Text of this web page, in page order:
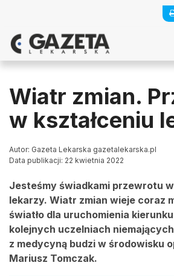
Wiatr zmian.
w kształceniu
Autor: Gazeta Lekarska gazetalekarska.pl
Data publikacji: 22 kwietnia 2022
Jesteśmy świadkami przewrotu
lekarzy. Wiatr zmian wieje coraz
światło dla uruchomienia
kolejnych uczelniach
z medycyną budzi w środowisku
Mariusz Tomczak.